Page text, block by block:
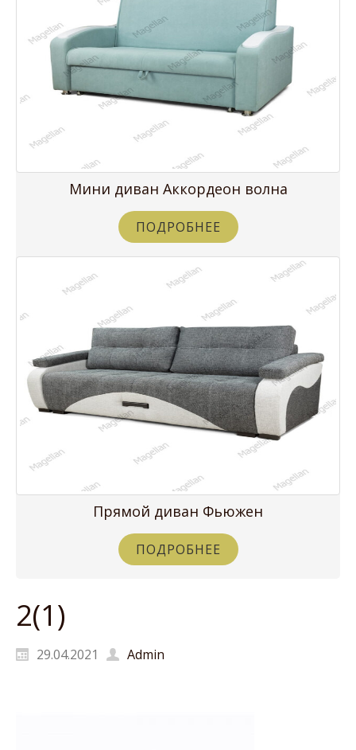
Мини диван Аккордеон волна
ПОДРОБНЕЕ
Прямой диван Фьюжен
ПОДРОБНЕЕ
2(1)
29.04.2021 Admin